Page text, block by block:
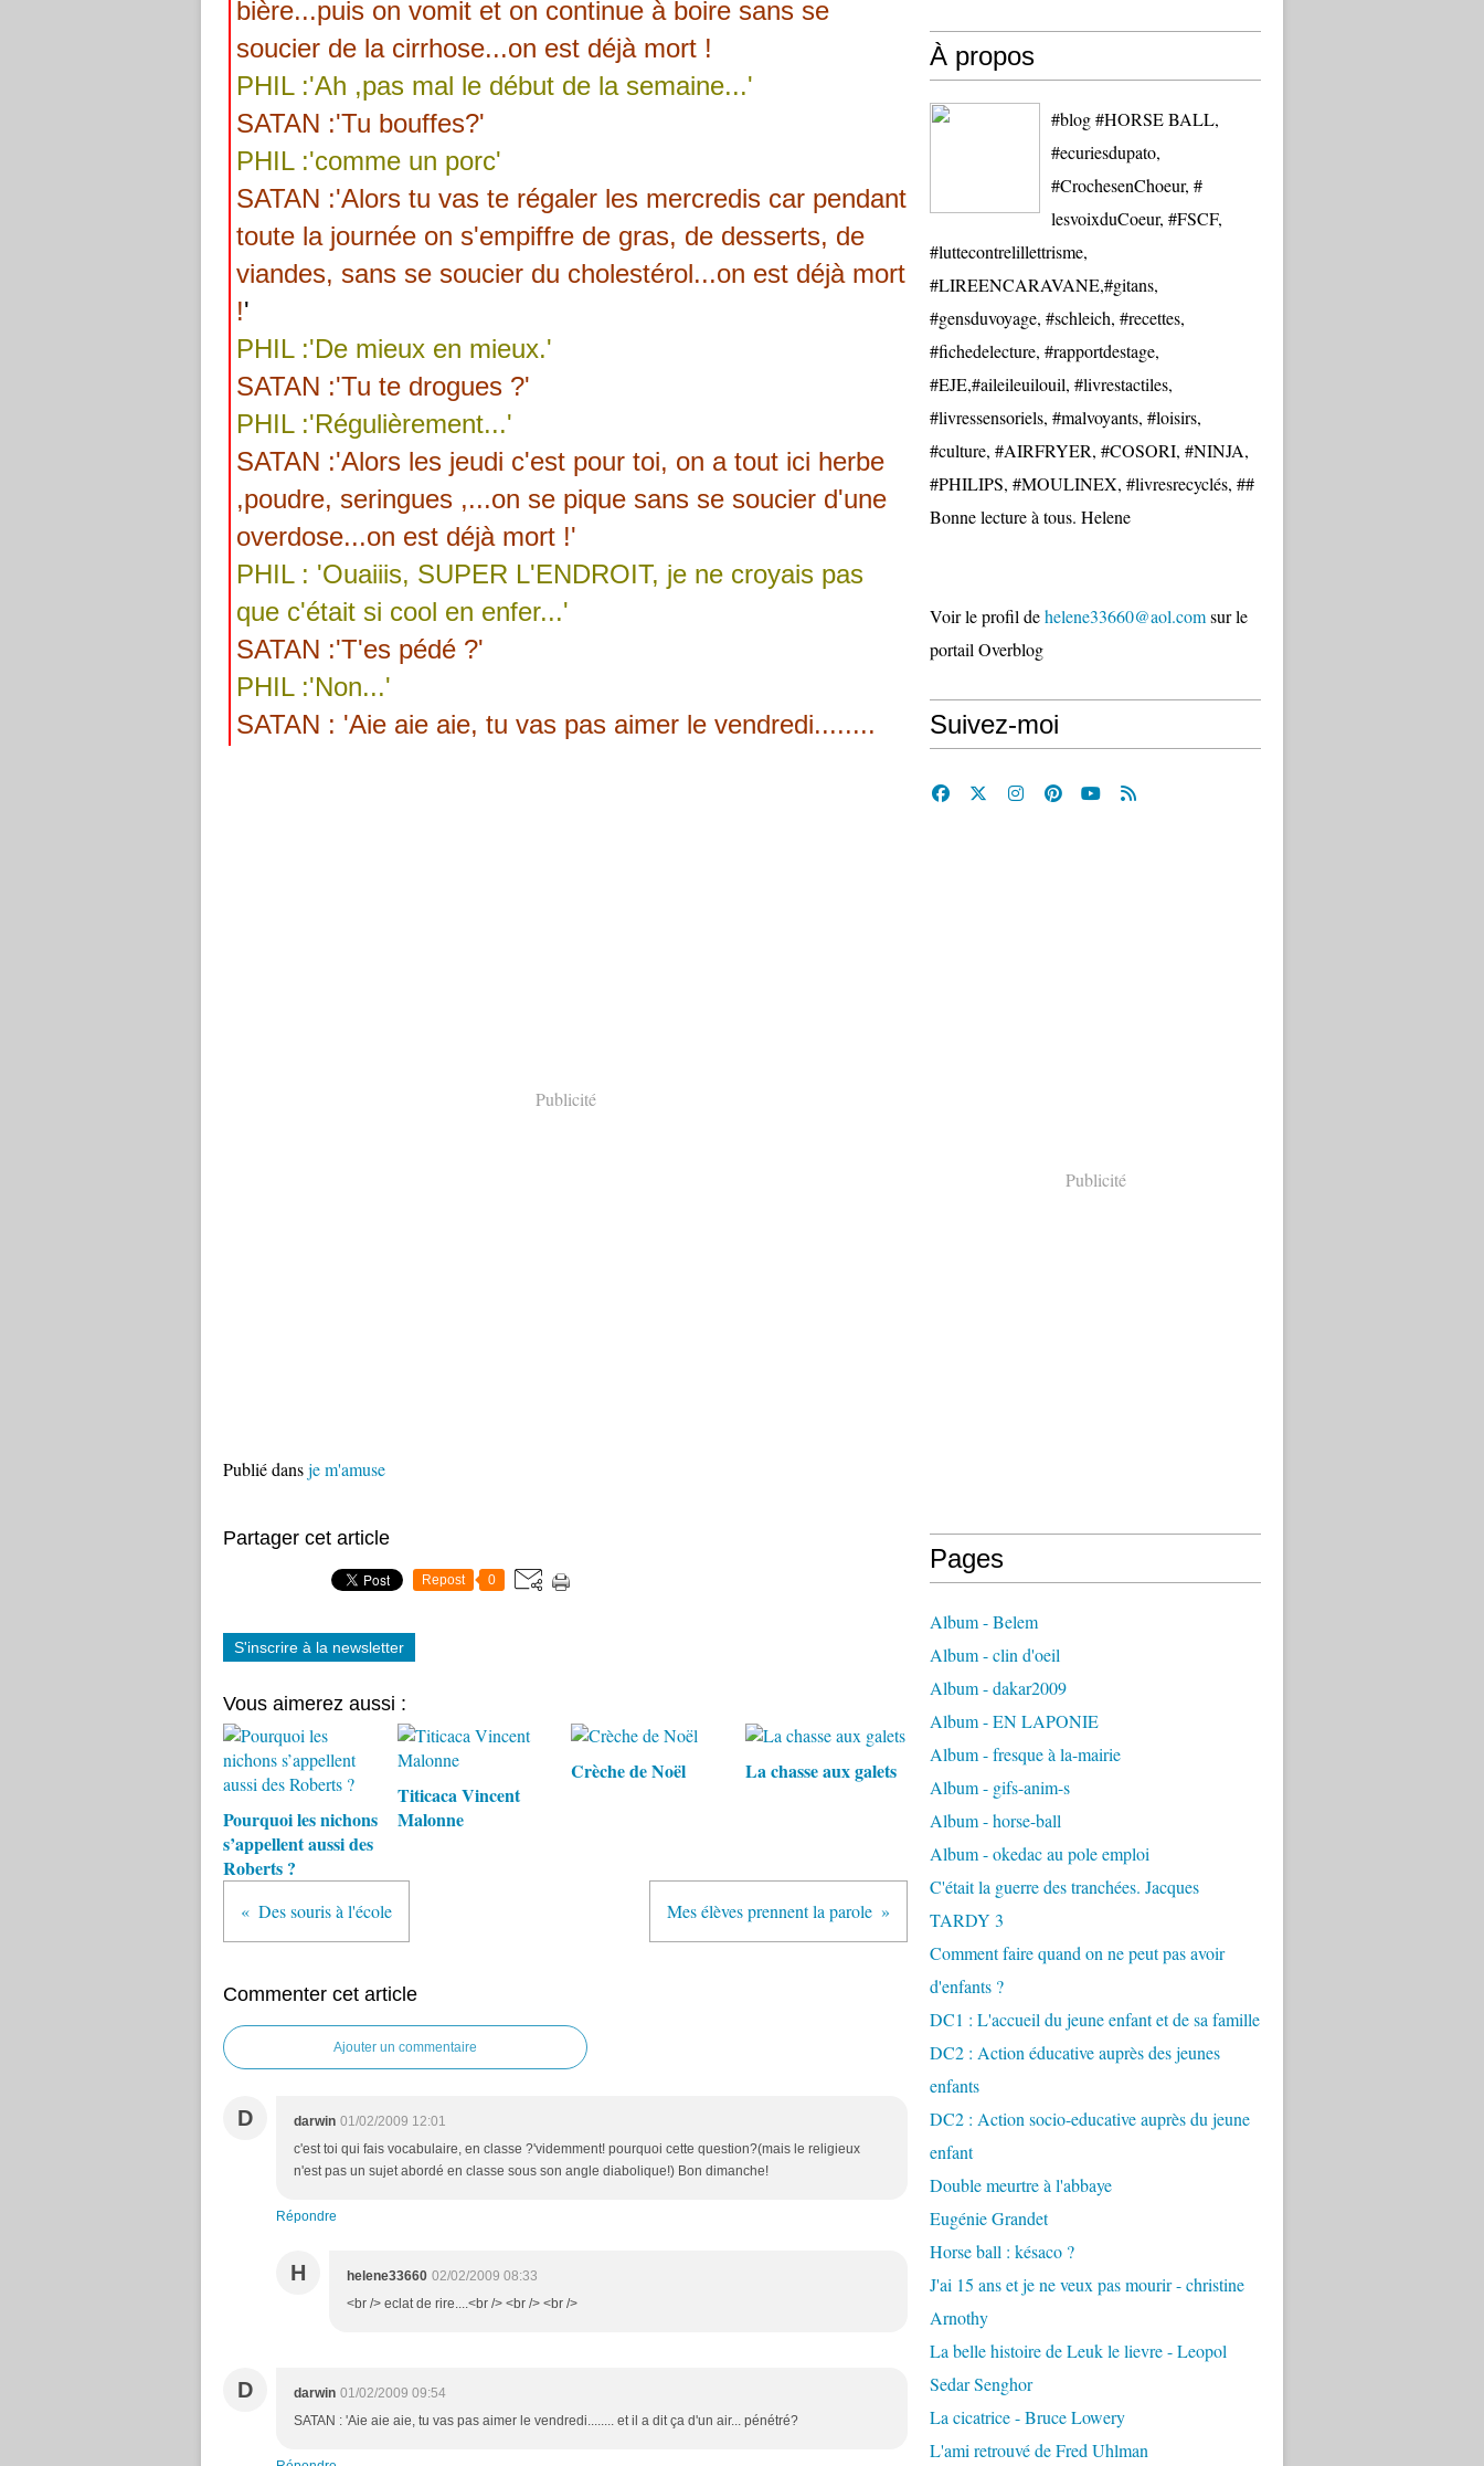
bière...puis on vomit et on continue à boire sans se
soucier de la cirrhose...on est déjà mort !
PHIL :'Ah ,pas mal le début de la semaine...'
SATAN :'Tu bouffes?'
PHIL :'comme un porc'
SATAN :'Alors tu vas te régaler les mercredis car pendant
toute la journée on s'empiffre de gras, de desserts, de
viandes, sans se soucier du cholestérol...on est déjà mort
!'
PHIL :'De mieux en mieux.'
SATAN :'Tu te drogues ?'
PHIL :'Régulièrement...'
SATAN :'Alors les jeudi c'est pour toi, on a tout ici herbe
,poudre, seringues ,...on se pique sans se soucier d'une
overdose...on est déjà mort !'
PHIL : 'Ouaiiis, SUPER L'ENDROIT, je ne croyais pas
que c'était si cool en enfer...'
SATAN :'T'es pédé ?'
PHIL :'Non...'
SATAN : 'Aie aie aie, tu vas pas aimer le vendredi........
Publicité
Publié dansje m'amuse
Partager cet article
Repost 0
S'inscrire à la newsletter
Vous aimerez aussi :
Pourquoi les nichons
s’appellent aussi des
Roberts ?
Titicaca Vincent
Malonne
Crèche de Noël La chasse aux galets
Des souris à l'école Mes élèves prennent la parole
Commenter cet article
Ajouter un commentaire
D darwin 01/02/2009 12:01
c'est toi qui fais vocabulaire, en classe ?'videmment! pourquoi cette question?(mais le religieux
n'est pas un sujet abordé en classe sous son angle diabolique!) Bon dimanche!
Répondre
H helene33660 02/02/2009 08:33
<br /> eclat de rire....<br /> <br /> <br />
D darwin 01/02/2009 09:54
SATAN : 'Aie aie aie, tu vas pas aimer le vendredi........ et il a dit ça d'un air... pénétré?
À propos
#blog #HORSE BALL,
#ecuriesdupato,
#CrochesenChoeur, #
lesvoixduCoeur, #FSCF,
#luttecontrelillettrisme,
#LIREENCARAVANE,#gitans,
#gensduvoyage, #schleich, #recettes,
#fichedelecture, #rapportdestage,
#EJE,#aileileuilouil, #livrestactiles,
#livressensoriels, #malvoyants, #loisirs,
#culture, #AIRFRYER, #COSORI, #NINJA,
#PHILIPS, #MOULINEX, #livresrecyclés, ##
Bonne lecture à tous. Helene
Voir le profil dehelene33660@aol.comsur le
portail Overblog
Suivez-moi
Publicité
Pages
Album - Belem
Album - clin d'oeil
Album - dakar2009
Album - EN LAPONIE
Album - fresque à la-mairie
Album - gifs-anim-s
Album - horse-ball
Album - okedac au pole emploi
C'était la guerre des tranchées. Jacques
TARDY 3
Comment faire quand on ne peut pas avoir
d'enfants ?
DC1 : L'accueil du jeune enfant et de sa famille
DC2 : Action éducative auprès des jeunes
enfants
DC2 : Action socio-educative auprès du jeune
enfant
Double meurtre à l'abbaye
Eugénie Grandet
Horse ball : késaco ?
J'ai 15 ans et je ne veux pas mourir - christine
Arnothy
La belle histoire de Leuk le lievre - Leopol
Sedar Senghor
La cicatrice - Bruce Lowery
L'ami retrouvé de Fred Uhlman